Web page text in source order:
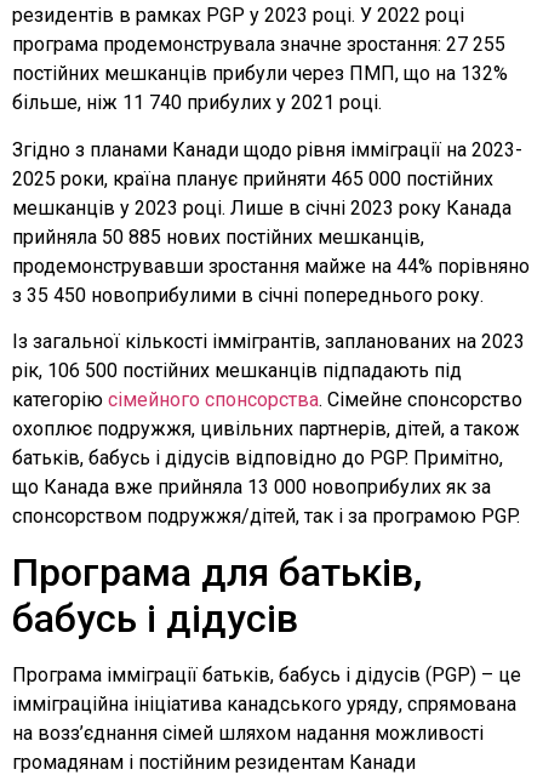
резидентів в рамках PGP у 2023 році. У 2022 році
програма продемонструвала значне зростання: 27 255
постійних мешканців прибули через ПМП, що на 132%
більше, ніж 11 740 прибулих у 2021 році.
Згідно з планами Канади щодо рівня імміграції на 2023-
2025 роки, країна планує прийняти 465 000 постійних
мешканців у 2023 році. Лише в січні 2023 року Канада
прийняла 50 885 нових постійних мешканців,
продемонструвавши зростання майже на 44% порівняно
з 35 450 новоприбулими в січні попереднього року.
Із загальної кількості іммігрантів, запланованих на 2023
рік, 106 500 постійних мешканців підпадають під
категорію сімейного спонсорства. Сімейне спонсорство
охоплює подружжя, цивільних партнерів, дітей, а також
батьків, бабусь і дідусів відповідно до PGP. Примітно,
що Канада вже прийняла 13 000 новоприбулих як за
спонсорством подружжя/дітей, так і за програмою PGP.
Програма для батьків,
бабусь і дідусів
Програма імміграції батьків, бабусь і дідусів (PGP) – це
імміграційна ініціатива канадського уряду, спрямована
на возз’єднання сімей шляхом надання можливості
громадянам і постійним резидентам Канади